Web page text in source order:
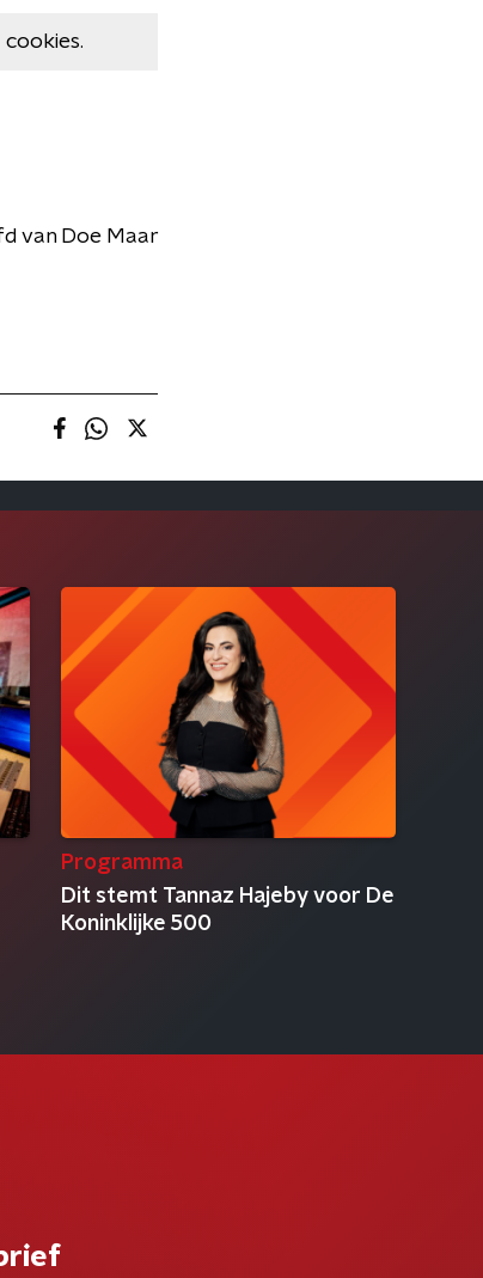
van Doe Maar
Programma
Dit stemt Tannaz Hajeby voor De
Koninklijke 500